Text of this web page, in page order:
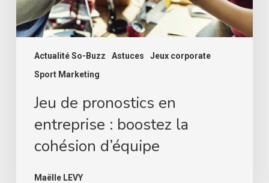
Actualité So-Buzz Astuces
Jeux corporate
Sport Marketing
d’équipe
Jeu de pronostics en
entreprise : boostez la
cohésion d’équipe
Maëlle LEVY